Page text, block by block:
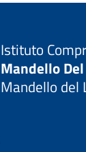
Istituto
Mandello
Mandello del